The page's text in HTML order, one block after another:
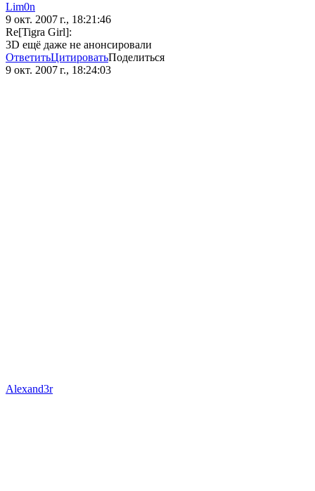
Lim0n
9 окт. 2007 г., 18:21:46
Re[Tigra Girl]:
3D ещё даже не анонсировали
ОтветитьЦитироватьПоделиться
9 окт. 2007 г., 18:24:03
Alexand3r